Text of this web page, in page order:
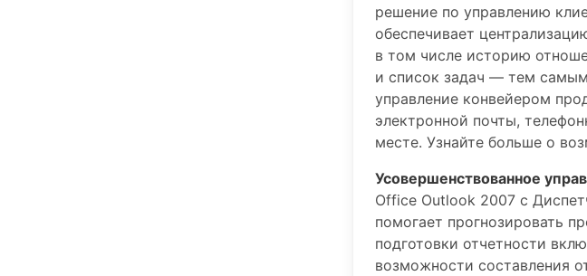
решение по управлению
обеспечивает
в том числе историю
и список задач — тем самым
управление конвейером
электронной почты,
месте. Узнайте больше о
Усовершенствованное
Office Outlook 2007 с
помогает прогнозировать
подготовки отчетности
возможности составления